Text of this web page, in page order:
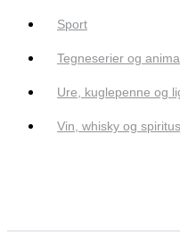
Sport
Tegneserier og
Ure, kuglepenne og
Vin, whisky og spiritus